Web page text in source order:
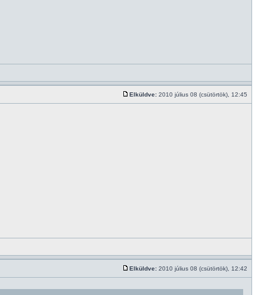
Elküldve: 2010 július 08 (csütörtök), 12:45
Elküldve: 2010 július 08 (csütörtök), 12:42